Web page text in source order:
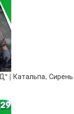
Катальпа, Сирень